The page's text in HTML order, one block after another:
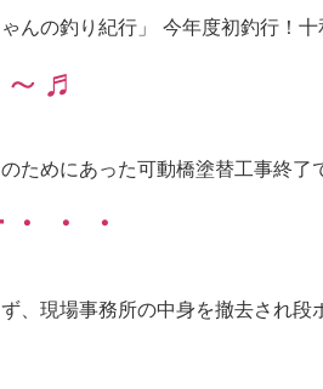
んの釣り紀行」 今年度初釣行！
♬
ためにあった可動橋塗替工事終
・・
、現場事務所の中身を撤去され段